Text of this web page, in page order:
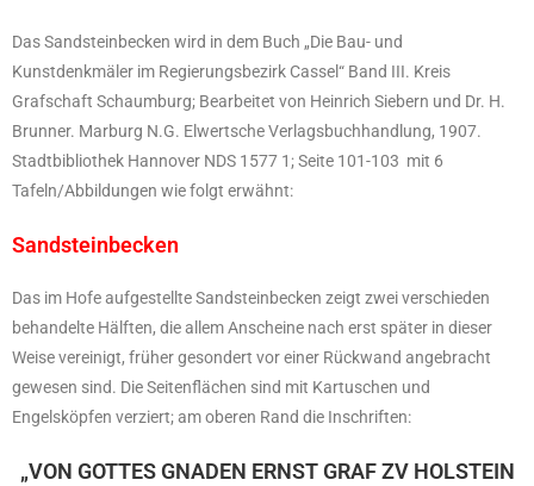
Das Sandsteinbecken wird in dem Buch „Die Bau- und
Kunstdenkmäler im Regierungsbezirk Cassel“ Band III. Kreis
Grafschaft Schaumburg; Bearbeitet von Heinrich Siebern und Dr. H.
Brunner. Marburg N.G. Elwertsche Verlagsbuchhandlung, 1907.
Stadtbibliothek Hannover NDS 1577 1; Seite 101-103 mit 6
Tafeln/Abbildungen wie folgt erwähnt:
Sandsteinbecken
Das im Hofe aufgestellte Sandsteinbecken zeigt zwei verschieden
behandelte Hälften, die allem Anscheine nach erst später in dieser
Weise vereinigt, früher gesondert vor einer Rückwand angebracht
gewesen sind. Die Seitenflächen sind mit Kartuschen und
Engelsköpfen verziert; am oberen Rand die Inschriften:
„VON GOTTES GNADEN ERNST GRAF ZV HOLSTEIN